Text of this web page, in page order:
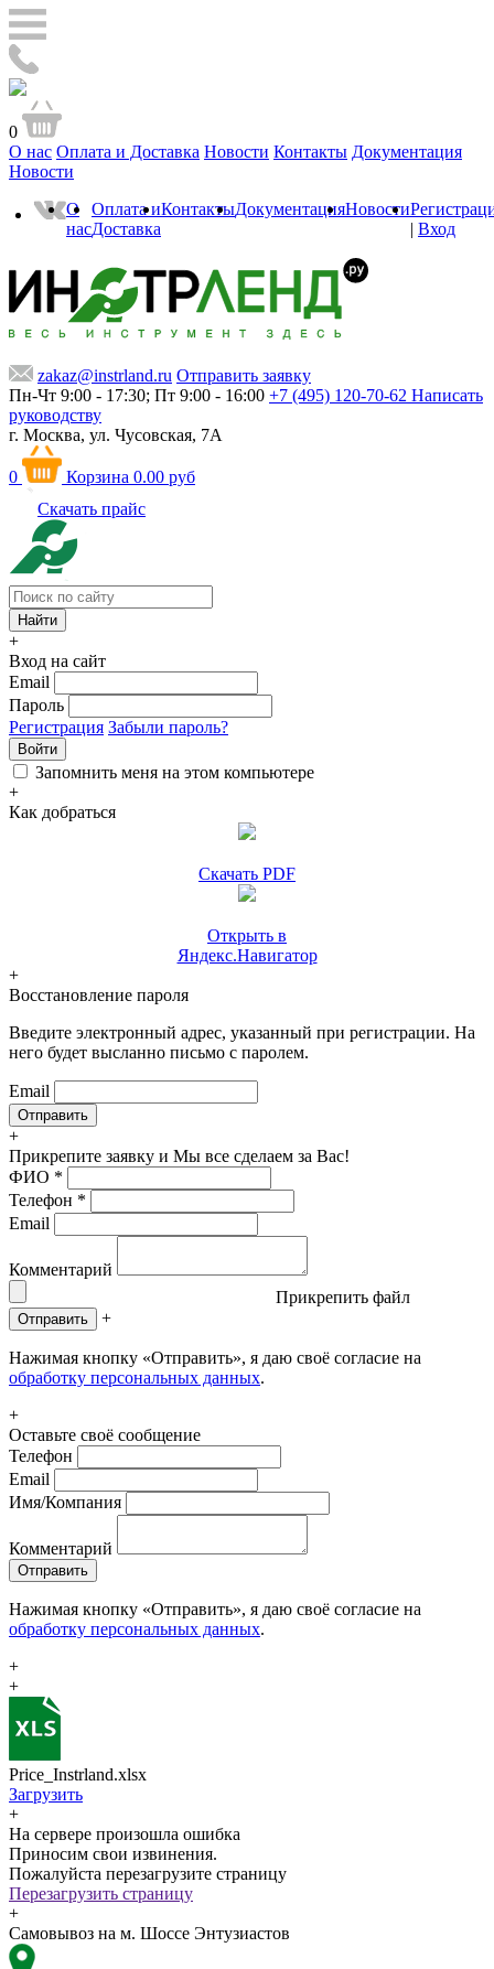
0
О нас Оплата и Доставка Новости Контакты Документация
Новости
О
нас
Оплата и
Доставка
КонтактыДокументацияНовости
| Вход
zakaz@instrland.ru Отправить заявку
Пн-Чт 9:00 - 17:30; Пт 9:00 - 16:00 +7 (495) 120-70-62 Написать
руководству
г. Москва, ул. Чусовская, 7А
0 Корзина 0.00 руб
Скачать прайс
+
Вход на сайт
Email
Пароль
Регистрация Забыли пароль?
Войти
Запомнить меня на этом компьютере
+
Как добраться
Скачать PDF
Открыть в
Яндекс.Навигатор
+
Восстановление пароля
Введите электронный адрес, указанный при регистрации. На
него будет высланно письмо с паролем.
Email
+
Прикрепите заявку и Мы все сделаем за Вас!
ФИО *
Телефон *
Email
Комментарий
Прикрепить файл
Отправить +
Нажимая кнопку «Отправить», я даю своё согласие на
обработку персональных данных.
+
Оставьте своё сообщение
Телефон
Email
Имя/Компания
Комментарий
Отправить
Нажимая кнопку «Отправить», я даю своё согласие на
обработку персональных данных.
+
+
Price_Instrland.xlsx
Загрузить
+
На сервере произошла ошибка
Приносим свои извинения.
Пожалуйста перезагрузите страницу
Перезагрузить страницу
+
Самовывоз на м. Шоссе Энтузиастов